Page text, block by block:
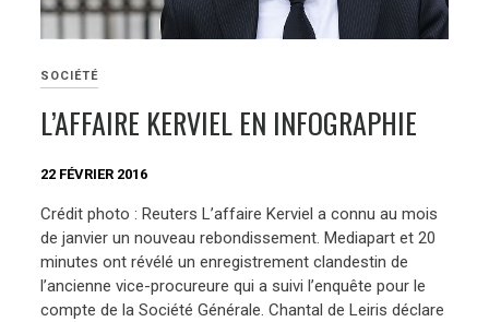
SOCIÉTÉ
L’AFFAIRE KERVIEL EN INFOGRAPHIE
22 FÉVRIER 2016
Crédit photo : Reuters L’affaire Kerviel a connu au mois
de janvier un nouveau rebondissement. Mediapart et 20
minutes ont révélé un enregistrement clandestin de
l’ancienne vice-procureure qui a suivi l’enquête pour le
compte de la Société Générale. Chantal de Leiris déclare